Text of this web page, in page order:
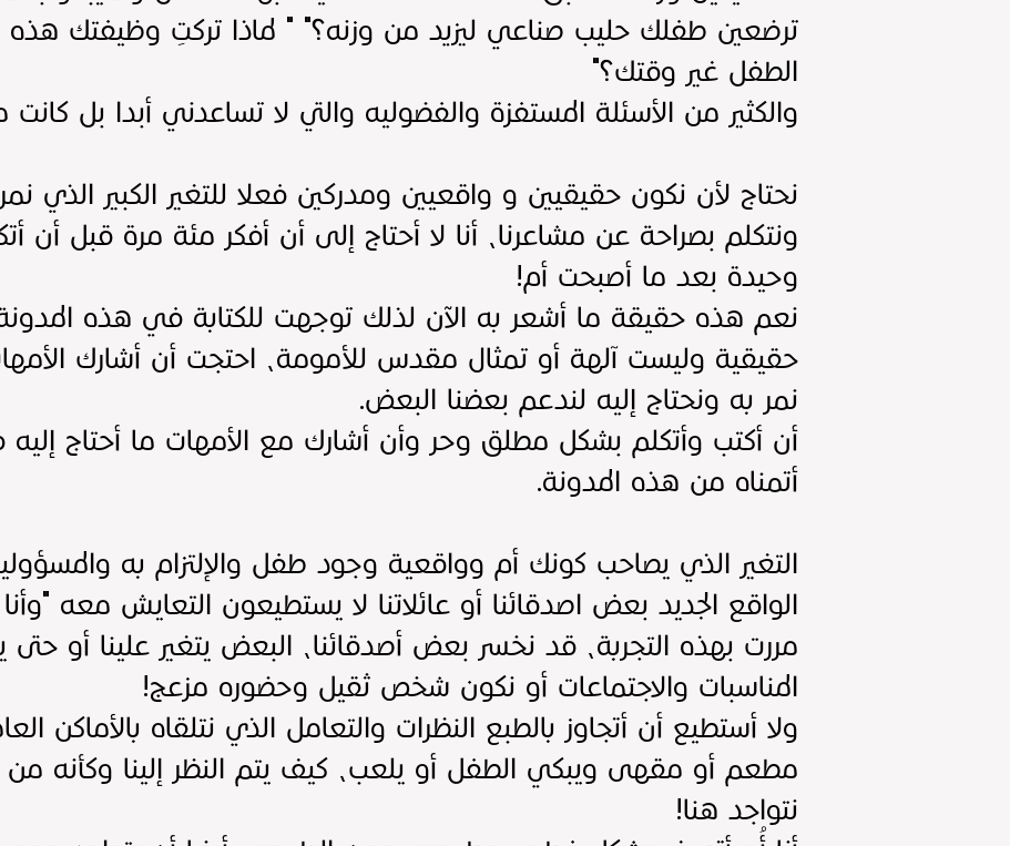
ترضعين طفلك حليب صناعي ليزيد من وزنه؟" " لماذا تركتِ وظيفتك هذه
الطفل غير وقتك؟"
والكثير من الأسئلة المستفزة والفضوليه والتي لا تساعدني أبدا بل
نحتاج لأن نكون حقيقيين و واقعيين ومدركين فعلا للتغير الكبير الذي
ونتكلم بصراحة عن مشاعرنا، أنا لا أحتاج إلى أن أفكر مئة مرة قبل
وحيدة بعد ما أصبحت أم!
نعم هذه حقيقة ما أشعر به الآن لذلك توجهت للكتابة في هذه
حقيقية وليست آلهة أو تمثال مقدس للأمومة، احتجت أن أشارك
نمر به ونحتاج إليه لندعم بعضنا البعض.
أن أكتب وأتكلم بشكل مطلق وحر وأن أشارك مع الأمهات ما أحتاج
أتمناه من هذه المدونة.
التغير الذي يصاحب كونك أم وواقعية وجود طفل والإلتزام به
الواقع الجديد بعض اصدقائنا أو عائلاتنا لا يستطيعون التعايش معه
مررت بهذه التجربة، قد نخسر بعض أصدقائنا، البعض يتغير علينا أو حتى
المناسبات والاجتماعات أو نكون شخص ثقيل وحضوره مزعج!
ولا أستطيع أن أتجاوز بالطبع النظرات والتعامل الذي نتلقاه بالأماكن
مطعم أو مقهى ويبكي الطفل أو يلعب، كيف يتم النظر إلينا وكأنه من
نتواجد هنا!